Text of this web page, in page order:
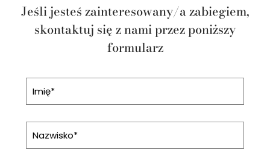
Jeśli jesteś zainteresowany/a zabiegiem,
skontaktuj się z nami przez poniższy
formularz